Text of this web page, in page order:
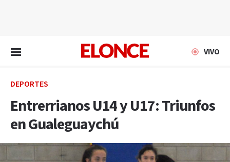
VIVO
DEPORTES
Entrerrianos U14 y U17: Triunfos
en Gualeguaychú